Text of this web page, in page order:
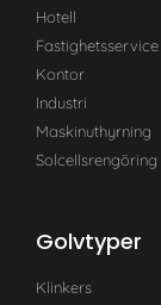
Hotell
Fastighetsservice
Kontor
Industri
Maskinuthyrning
Solcellsrengöring
Golvtyper
Klinkers